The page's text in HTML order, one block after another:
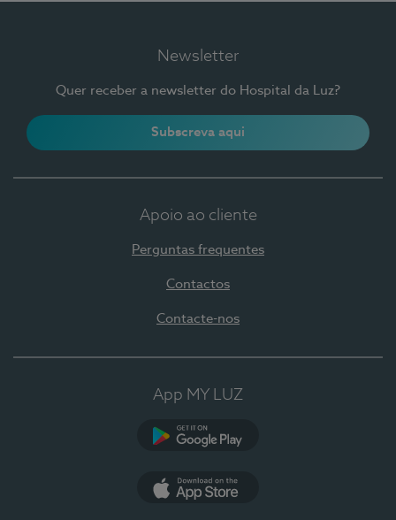
Newsletter
Quer receber a newsletter do Hospital da Luz?
Subscreva aqui
Apoio ao cliente
Perguntas frequentes
Contactos
Contacte-nos
App MY LUZ